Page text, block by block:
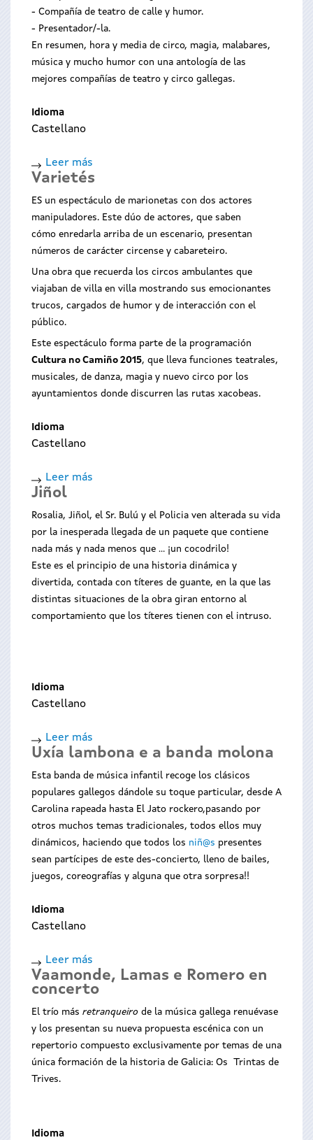
- Compañía de teatro de calle y humor.
- Presentador/-la.
En resumen, hora y media de circo, magia, malabares,
música y mucho humor con una antología de las
mejores compañías de teatro y circo gallegas.
Idioma
Castellano
Leer más
Ruactiva:
Gala
Varietés
ES un espectáculo de marionetas con dos actores
manipuladores. Este dúo de actores, que saben
cómo enredarla arriba de un escenario, presentan
números de carácter circense y cabareteiro.
Una obra que recuerda los circos ambulantes que
viajaban de villa en villa mostrando sus emocionantes
trucos, cargados de humor y de interacción con el
público.
Este espectáculo forma parte de la programación
Cultura no Camiño 2015, que lleva funciones teatrales,
musicales, de danza, magia y nuevo circo por los
ayuntamientos donde discurren las rutas xacobeas.
Idioma
Castellano
Leer más
Jiñol
Rosalia, Jiñol, el Sr. Bulú y el Policia ven alterada su vida
por la inesperada llegada de un paquete que contiene
nada más y nada menos que ... ¡un cocodrilo!
Este es el principio de una historia dinámica y
divertida, contada con títeres de guante, en la que las
distintas situaciones de la obra giran entorno al
comportamiento que los títeres tienen con el intruso.
Idioma
Castellano
Leer más
Jiñol
Uxía lambona e a banda molona
Esta banda de música infantil recoge los clásicos
populares gallegos dándole su toque particular, desde A
Carolina rapeada hasta El Jato rockero,pasando por
otros muchos temas tradicionales, todos ellos muy
dinámicos, haciendo que todos los niñ@s presentes
sean partícipes de este des-concierto, lleno de bailes,
juegos, coreografías y alguna que otra sorpresa!!
Idioma
Castellano
Leer más
Uxía
lambona
e
a
banda
molona
Vaamonde, Lamas e Romero en
concerto
El trío más retranqueiro de la música gallega renuévase
y los presentan su nueva propuesta escénica con un
repertorio compuesto exclusivamente por temas de una
única formación de la historia de Galicia: Os Trintas de
Trives.
Idioma